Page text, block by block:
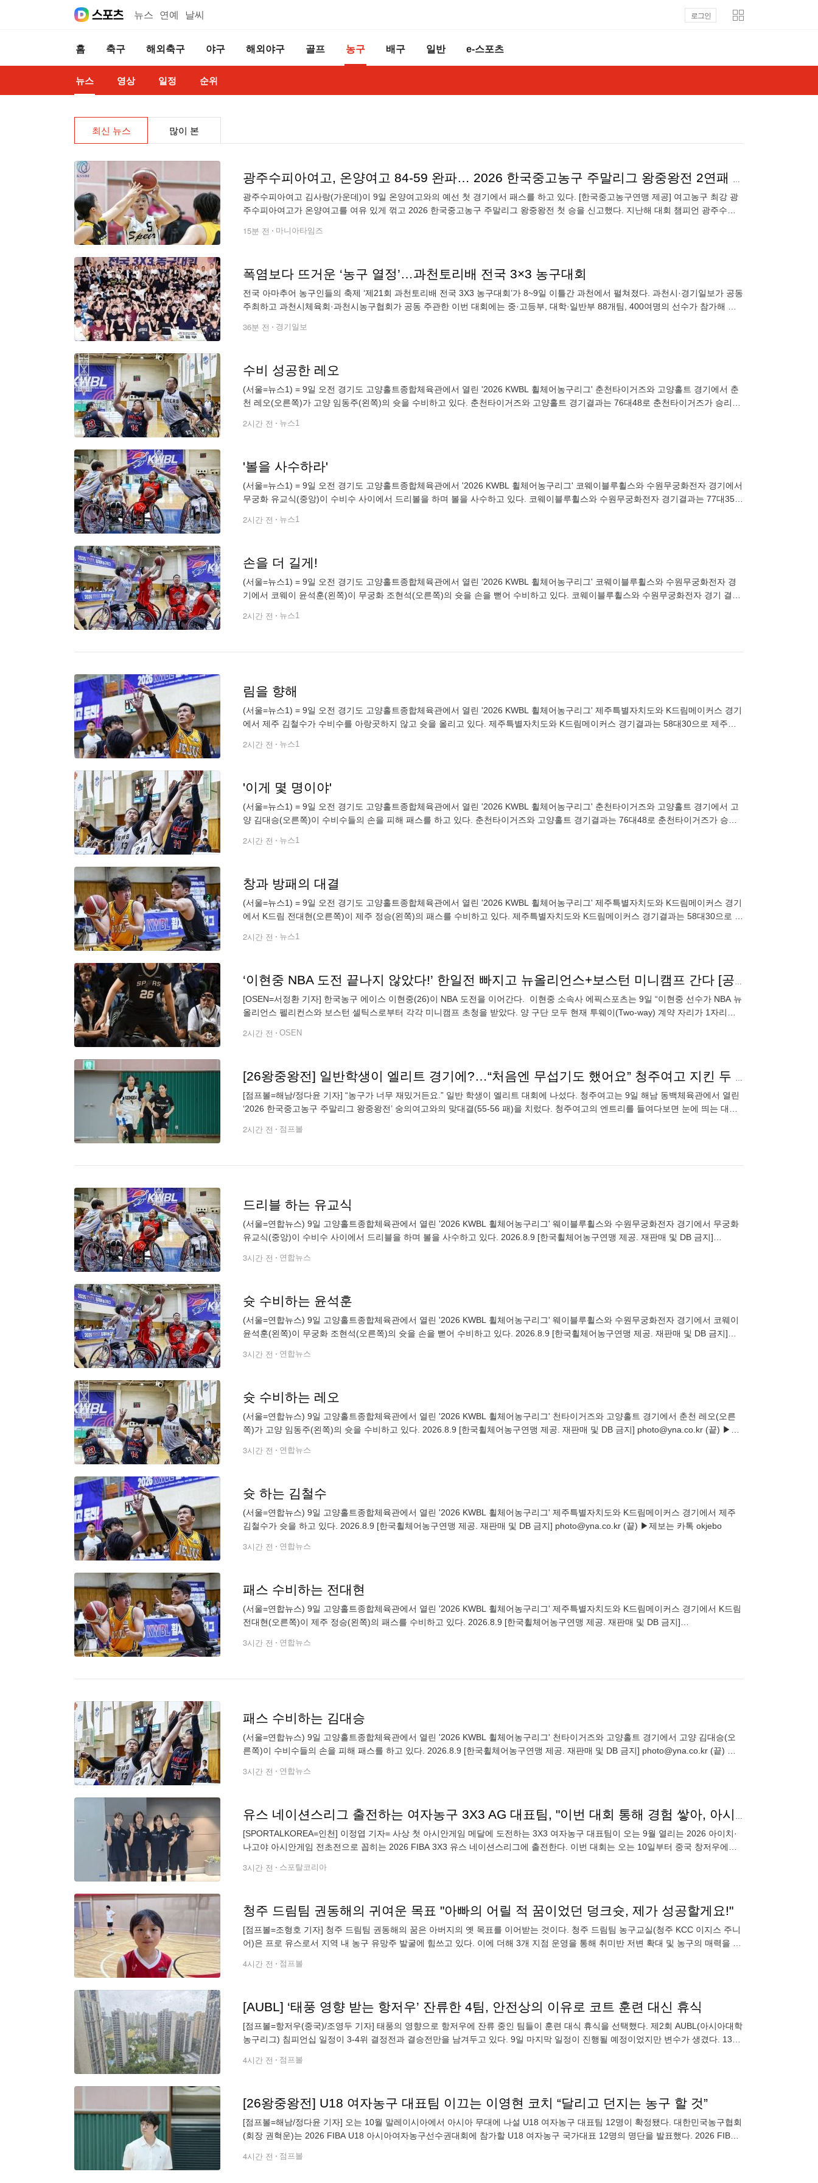
뉴스 연예 날씨 로그인
홈 축구 해외축구 야구 해외야구 골프 농구 배구 일반 e-스포츠
뉴스 영상 일정 순위
최신 뉴스 많이 본
광주수피아여고, 온양여고 84-59 완파… 2026 한국중고농구 주말리그 왕중왕전 2연패 순항
광주수피아여고 김사랑(가운데)이 9일 온양여고와의 예선 첫 경기에서 패스를 하고 있다. [한국중고농구연맹 제공] 여고농구 최강 광
주수피아여고가 온양여고를 여유 있게 꺾고 2026 한국중고농구 주말리그 왕중왕전 첫 승을 신고했다. 지난해 대회 챔피언 광주수피
15분 전 마니아타임즈
폭염보다 뜨거운 ‘농구 열정’…과천토리배 전국 3×3 농구대회
전국 아마추어 농구인들의 축제 ‘제21회 과천토리배 전국 3X3 농구대회’가 8~9일 이틀간 과천에서 펼쳐졌다. 과천시·경기일보가 공동
주최하고 과천시체육회·과천시농구협회가 공동 주관한 이번 대회에는 중·고등부, 대학·일반부 88개팀, 400여명의 선수가 참가해 관
36분 전 경기일보
수비 성공한 레오
(서울=뉴스1) = 9일 오전 경기도 고양홀트종합체육관에서 열린 '2026 KWBL 휠체어농구리그' 춘천타이거즈와 고양홀트 경기에서 춘
천 레오(오른쪽)가 고양 임동주(왼쪽)의 슛을 수비하고 있다. 춘천타이거즈와 고양홀트 경기결과는 76대48로 춘천타이거즈가 승리했
2시간 전 뉴스1
'볼을 사수하라'
(서울=뉴스1) = 9일 오전 경기도 고양홀트종합체육관에서 '2026 KWBL 휠체어농구리그' 코웨이블루휠스와 수원무궁화전자 경기에서
무궁화 유교식(중앙)이 수비수 사이에서 드리볼을 하며 볼을 사수하고 있다. 코웨이블루휠스와 수원무궁화전자 경기결과는 77대35로
2시간 전 뉴스1
손을 더 길게!
(서울=뉴스1) = 9일 오전 경기도 고양홀트종합체육관에서 열린 '2026 KWBL 휠체어농구리그' 코웨이블루휠스와 수원무궁화전자 경
기에서 코웨이 윤석훈(왼쪽)이 무궁화 조현석(오른쪽)의 슛을 손을 뻗어 수비하고 있다. 코웨이블루휠스와 수원무궁화전자 경기 결과
2시간 전 뉴스1
림을 향해
(서울=뉴스1) = 9일 오전 경기도 고양홀트종합체육관에서 열린 '2026 KWBL 휠체어농구리그' 제주특별자치도와 K드림메이커스 경기
에서 제주 김철수가 수비수를 아랑곳하지 않고 슛을 올리고 있다. 제주특별자치도와 K드림메이커스 경기결과는 58대30으로 제주특
2시간 전 뉴스1
'이게 몇 명이야'
(서울=뉴스1) = 9일 오전 경기도 고양홀트종합체육관에서 열린 '2026 KWBL 휠체어농구리그' 춘천타이거즈와 고양홀트 경기에서 고
양 김대승(오른쪽)이 수비수들의 손을 피해 패스를 하고 있다. 춘천타이거즈와 고양홀트 경기결과는 76대48로 춘천타이거즈가 승리
2시간 전 뉴스1
창과 방패의 대결
(서울=뉴스1) = 9일 오전 경기도 고양홀트종합체육관에서 열린 '2026 KWBL 휠체어농구리그' 제주특별자치도와 K드림메이커스 경기
에서 K드림 전대현(오른쪽)이 제주 정승(왼쪽)의 패스를 수비하고 있다. 제주특별자치도와 K드림메이커스 경기결과는 58대30으로 제
2시간 전 뉴스1
‘이현중 NBA 도전 끝나지 않았다!’ 한일전 빠지고 뉴올리언스+보스턴 미니캠프 간다 [공식발표]
[OSEN=서정환 기자] 한국농구 에이스 이현중(26)이 NBA 도전을 이어간다. 이현중 소속사 에픽스포츠는 9일 “이현중 선수가 NBA 뉴
올리언스 펠리컨스와 보스턴 셀틱스로부터 각각 미니캠프 초청을 받았다. 양 구단 모두 현재 투웨이(Two-way) 계약 자리가 1자리씩
2시간 전 OSEN
[26왕중왕전] 일반학생이 엘리트 경기에?…“처음엔 무섭기도 했어요” 청주여고 지킨 두 1학년
[점프볼=해남/정다윤 기자] “농구가 너무 재밌거든요.” 일반 학생이 엘리트 대회에 나섰다. 청주여고는 9일 해남 동백체육관에서 열린
‘2026 한국중고농구 주말리그 왕중왕전’ 숭의여고와의 맞대결(55-56 패)을 치렀다. 청주여고의 엔트리를 들여다보면 눈에 띄는 대목
2시간 전 점프볼
드리블 하는 유교식
(서울=연합뉴스) 9일 고양홀트종합체육관에서 열린 '2026 KWBL 휠체어농구리그' 웨이블루휠스와 수원무궁화전자 경기에서 무궁화
유교식(중앙)이 수비수 사이에서 드리블을 하며 볼을 사수하고 있다. 2026.8.9 [한국휠체어농구연맹 제공. 재판매 및 DB 금지]
3시간 전 연합뉴스
슛 수비하는 윤석훈
(서울=연합뉴스) 9일 고양홀트종합체육관에서 열린 '2026 KWBL 휠체어농구리그' 웨이블루휠스와 수원무궁화전자 경기에서 코웨이
윤석훈(왼쪽)이 무궁화 조현석(오른쪽)의 슛을 손을 뻗어 수비하고 있다. 2026.8.9 [한국휠체어농구연맹 제공. 재판매 및 DB 금지]
3시간 전 연합뉴스
슛 수비하는 레오
(서울=연합뉴스) 9일 고양홀트종합체육관에서 열린 '2026 KWBL 휠체어농구리그' 천타이거즈와 고양홀트 경기에서 춘천 레오(오른
쪽)가 고양 임동주(왼쪽)의 슛을 수비하고 있다. 2026.8.9 [한국휠체어농구연맹 제공. 재판매 및 DB 금지] photo@yna.co.kr (끝) ▶제
3시간 전 연합뉴스
슛 하는 김철수
(서울=연합뉴스) 9일 고양홀트종합체육관에서 열린 '2026 KWBL 휠체어농구리그' 제주특별자치도와 K드림메이커스 경기에서 제주
김철수가 슛을 하고 있다. 2026.8.9 [한국휠체어농구연맹 제공. 재판매 및 DB 금지] photo@yna.co.kr (끝) ▶제보는 카톡 okjebo
3시간 전 연합뉴스
패스 수비하는 전대현
(서울=연합뉴스) 9일 고양홀트종합체육관에서 열린 '2026 KWBL 휠체어농구리그' 제주특별자치도와 K드림메이커스 경기에서 K드림
전대현(오른쪽)이 제주 정승(왼쪽)의 패스를 수비하고 있다. 2026.8.9 [한국휠체어농구연맹 제공. 재판매 및 DB 금지]
3시간 전 연합뉴스
패스 수비하는 김대승
(서울=연합뉴스) 9일 고양홀트종합체육관에서 열린 '2026 KWBL 휠체어농구리그' 천타이거즈와 고양홀트 경기에서 고양 김대승(오
른쪽)이 수비수들의 손을 피해 패스를 하고 있다. 2026.8.9 [한국휠체어농구연맹 제공. 재판매 및 DB 금지] photo@yna.co.kr (끝) ▶
3시간 전 연합뉴스
유스 네이션스리그 출전하는 여자농구 3X3 AG 대표팀, "이번 대회 통해 경험 쌓아, 아시안게임에서 첫 메달 딸 것" 다짐
[SPORTALKOREA=인천] 이정엽 기자= 사상 첫 아시안게임 메달에 도전하는 3X3 여자농구 대표팀이 오는 9월 열리는 2026 아이치·
나고야 아시안게임 전초전으로 꼽히는 2026 FIBA 3X3 유스 네이션스리그에 출전한다. 이번 대회는 오는 10일부터 중국 창저우에서
3시간 전 스포탈코리아
청주 드림팀 권동해의 귀여운 목표 "아빠의 어릴 적 꿈이었던 덩크슛, 제가 성공할게요!"
[점프볼=조형호 기자] 청주 드림팀 권동해의 꿈은 아버지의 옛 목표를 이어받는 것이다. 청주 드림팀 농구교실(청주 KCC 이지스 주니
어)은 프로 유스로서 지역 내 농구 유망주 발굴에 힘쓰고 있다. 이에 더해 3개 지점 운영을 통해 취미반 저변 확대 및 농구의 매력을 전
4시간 전 점프볼
[AUBL] ‘태풍 영향 받는 항저우’ 잔류한 4팀, 안전상의 이유로 코트 훈련 대신 휴식
[점프볼=항저우(중국)/조영두 기자] 태풍의 영향으로 항저우에 잔류 중인 팀들이 훈련 대식 휴식을 선택했다. 제2회 AUBL(아시아대학
농구리그) 침피언십 일정이 3-4위 결정전과 결승전만을 남겨두고 있다. 9일 마지막 일정이 진행될 예정이었지만 변수가 생겼다. 13호
4시간 전 점프볼
[26왕중왕전] U18 여자농구 대표팀 이끄는 이영현 코치 “달리고 던지는 농구 할 것”
[점프볼=해남/정다윤 기자] 오는 10월 말레이시아에서 아시아 무대에 나설 U18 여자농구 대표팀 12명이 확정됐다. 대한민국농구협회
(회장 권혁운)는 2026 FIBA U18 아시아여자농구선수권대회에 참가할 U18 여자농구 국가대표 12명의 명단을 발표했다. 2026 FIBA
4시간 전 점프볼